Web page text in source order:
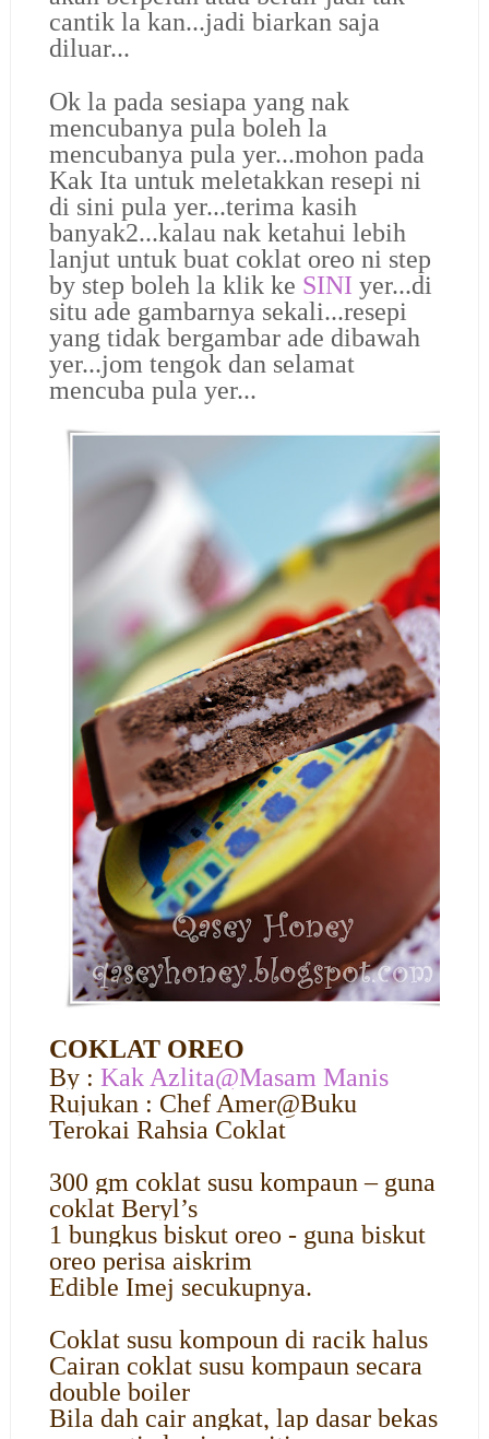
cantik la kan...jadi biarkan saja
diluar...
Ok la pada sesiapa yang nak
mencubanya pula boleh la
mencubanya pula yer...mohon pada
Kak Ita untuk meletakkan resepi ni
di sini pula yer...terima kasih
banyak2...kalau nak ketahui lebih
lanjut untuk buat coklat oreo ni step
by step boleh la klik ke SINI yer...di
situ ade gambarnya sekali...resepi
yang tidak bergambar ade dibawah
yer...jom tengok dan selamat
mencuba pula yer...
COKLAT OREO
By : Kak Azlita@Masam Manis
Rujukan : Chef Amer@Buku
Terokai Rahsia Coklat
300 gm coklat susu kompaun – guna
coklat Beryl’s
1 bungkus biskut oreo - guna biskut
oreo perisa aiskrim
Edible Imej secukupnya.
Coklat susu kompoun di racik halus
Cairan coklat susu kompaun secara
double boiler
Bila dah cair angkat, lap dasar bekas